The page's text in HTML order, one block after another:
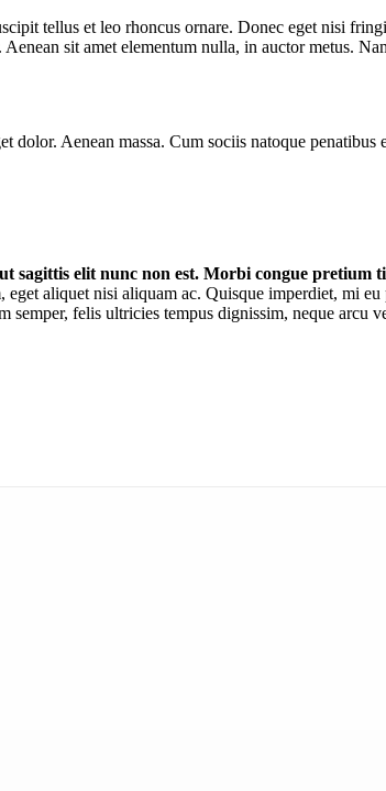
tellus et leo rhoncus ornare. Donec eget nisi
sit amet elementum nulla, in auctor metus.
Aenean massa. Cum sociis natoque
sagittis elit nunc non est. Morbi congue pretium
eget aliquet nisi aliquam ac. Quisque imperdiet, mi
felis ultricies tempus dignissim, neque arcu